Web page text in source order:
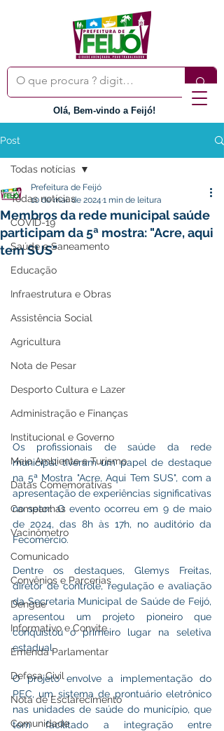
Olá, Bem-vindo a Feijó!
Post
Todas notícias
COVID-19
Saúde e Saneamento
Educação
Infraestrutura e Obras
Assistência Social
Agricultura
Nota de Pesar
Desporto Cultura e Lazer
Administração e Finanças
Institucional e Governo
Meio Ambiente e Turismo
Datas Comemorativas
Campanhas
Vacinômetro
Comunicado
Convênios e Parcerias
Dengue
Informativo e Convite
Emenda Parlamentar
Defesa Civil
Nota de Esclarecimento
Comunidade
Todas notícias
Membros da rede municipal saúde
participam da 5ª mostra: "Acre, aqui
tem SUS"
Prefeitura de Feijó
10 de mai. de 2024 1 min de leitura
Os profissionais de saúde da rede
municipal tiveram um papel de destaque
na 5ª Mostra "Acre, Aqui Tem SUS", com a
apresentação de experiências significativas
no setor. O evento ocorreu em 9 de maio
de 2024, das 8h às 17h, no auditório da
Fecomércio.
Dentre os destaques, Glemys Freitas,
diretor de controle, regulação e avaliação
da Secretaria Municipal de Saúde de Feijó,
apresentou um projeto pioneiro que
conquistou o primeiro lugar na seletiva
estadual.
O projeto envolve a implementação do
PEC, um sistema de prontuário eletrônico
nas unidades de saúde do município, que
tem facilitado a integração entre